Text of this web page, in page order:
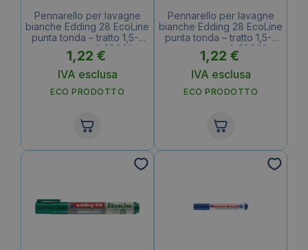
Pennarello per lavagne
bianche Edding 28 EcoLine
punta tonda – tratto 1,5-3
mm nero – 4-28001
1,22 €
IVA esclusa
ECO PRODOTTO
Pennarello per lavagne
bianche Edding 28 EcoLine
punta tonda – tratto 1,5-3
mm rosso – 4-28002
1,22 €
IVA esclusa
ECO PRODOTTO